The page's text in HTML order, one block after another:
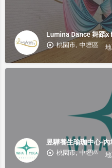
Lumina Dance 舞蹈x
桃園市, 中壢區
昱驊養生瑜珈中心-內
桃園市, 中壢區